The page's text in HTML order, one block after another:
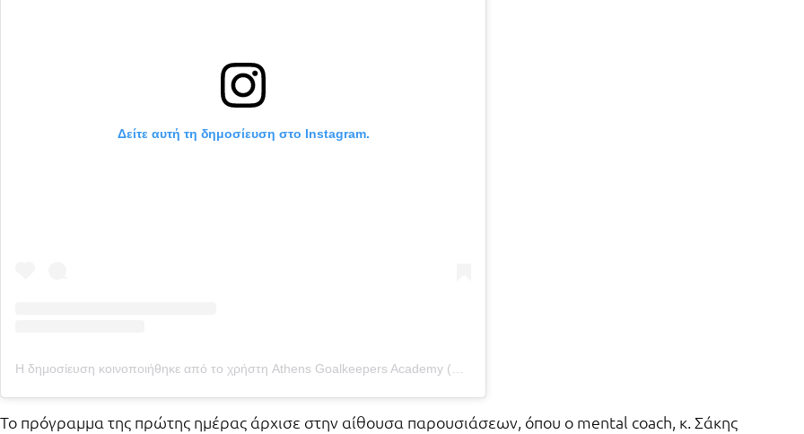
Δείτε αυτή τη δημοσίευση στο Instagram.
Το πρόγραμμα της πρώτης ημέρας άρχισε στην αίθουσα παρουσιάσεων, όπου ο mental coach, κ. Σάκης